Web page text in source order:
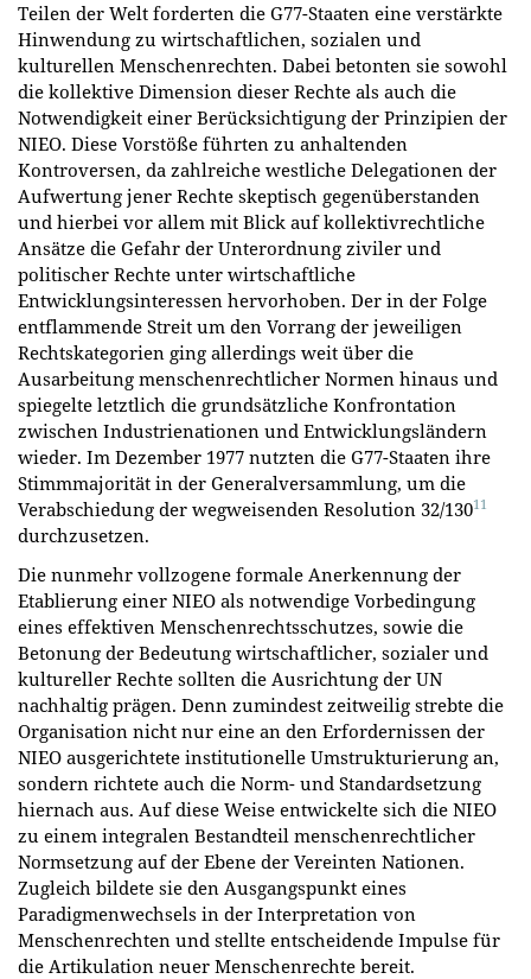
Teilen der Welt forderten die G77-Staaten eine verstärkte
Hinwendung zu wirtschaftlichen, sozialen und
kulturellen Menschenrechten. Dabei betonten sie sowohl
die kollektive Dimension dieser Rechte als auch die
Notwendigkeit einer Berücksichtigung der Prinzipien der
NIEO. Diese Vorstöße führten zu anhaltenden
Kontroversen, da zahlreiche westliche Delegationen der
Aufwertung jener Rechte skeptisch gegenüberstanden
und hierbei vor allem mit Blick auf kollektivrechtliche
Ansätze die Gefahr der Unterordnung ziviler und
politischer Rechte unter wirtschaftliche
Entwicklungsinteressen hervorhoben. Der in der Folge
entflammende Streit um den Vorrang der jeweiligen
Rechtskategorien ging allerdings weit über die
Ausarbeitung menschenrechtlicher Normen hinaus und
spiegelte letztlich die grundsätzliche Konfrontation
zwischen Industrienationen und Entwicklungsländern
wieder. Im Dezember 1977 nutzten die G77-Staaten ihre
Stimmmajorität in der Generalversammlung, um die
Verabschiedung der wegweisenden Resolution 32/13011
durchzusetzen.
Die nunmehr vollzogene formale Anerkennung der
Etablierung einer NIEO als notwendige Vorbedingung
eines effektiven Menschenrechtsschutzes, sowie die
Betonung der Bedeutung wirtschaftlicher, sozialer und
kultureller Rechte sollten die Ausrichtung der UN
nachhaltig prägen. Denn zumindest zeitweilig strebte die
Organisation nicht nur eine an den Erfordernissen der
NIEO ausgerichtete institutionelle Umstrukturierung an,
sondern richtete auch die Norm- und Standardsetzung
hiernach aus. Auf diese Weise entwickelte sich die NIEO
zu einem integralen Bestandteil menschenrechtlicher
Normsetzung auf der Ebene der Vereinten Nationen.
Zugleich bildete sie den Ausgangspunkt eines
Paradigmenwechsels in der Interpretation von
Menschenrechten und stellte entscheidende Impulse für
die Artikulation neuer Menschenrechte bereit.